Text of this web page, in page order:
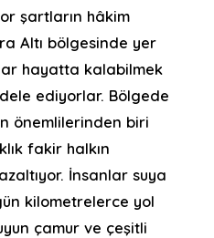
şartların hâkim
Altı bölgesinde yer
hayatta kalabilmek
ediyorlar. Bölgede
önemlilerinden biri
fakir halkın
İnsanlar suya
kilometrelerce yol
çamur ve çeşitli